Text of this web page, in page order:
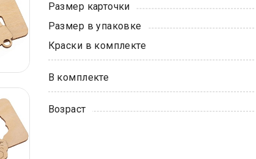
Размер карточки
Размер в упаковке
Краски в комплекте
В комплекте
Возраст